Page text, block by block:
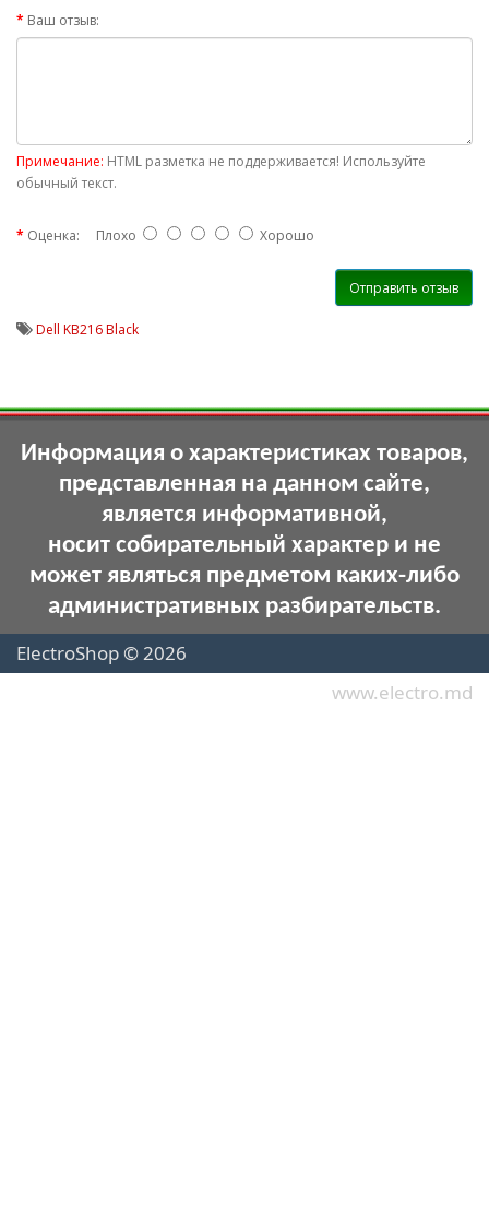
Ваш отзыв:
Примечание: HTML разметка не поддерживается! Используйте
обычный текст.
Оценка: Плохо Хорошо
Отправить отзыв
Dell KB216 Black
Информация о характеристиках товаров,
представленная на данном сайте,
является информативной,
носит собирательный характер и не
может являться предметом каких-либо
административных разбирательств.
ElectroShop © 2026
www.electro.md